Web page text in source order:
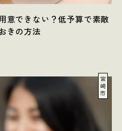
意できない？低予算で素敵
きの方法
宮
崎
市